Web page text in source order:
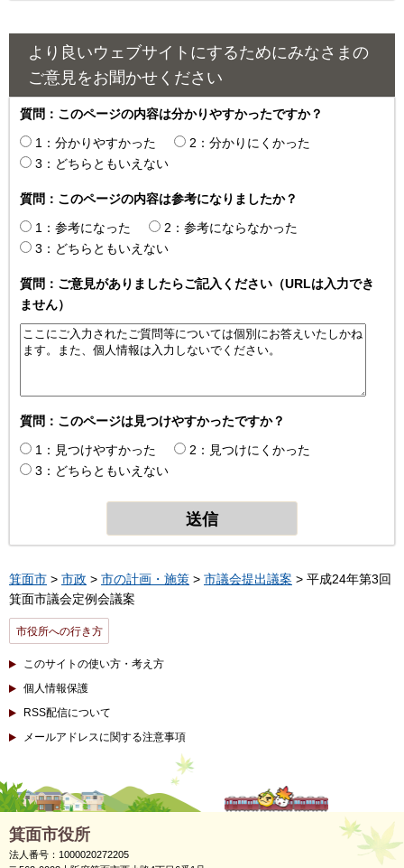
より良いウェブサイトにするためにみなさまの
ご意見をお聞かせください
質問：このページの内容は分かりやすかったですか？
1：分かりやすかった
2：分かりにくかった
3：どちらともいえない
質問：このページの内容は参考になりましたか？
1：参考になった
2：参考にならなかった
3：どちらともいえない
質問：ご意見がありましたらご記入ください（URLは入力でき
ません）
質問：このページは見つけやすかったですか？
1：見つけやすかった
2：見つけにくかった
3：どちらともいえない
箕面市 > 市政 > 市の計画・施策 > 市議会提出議案 > 平成24年第3回
箕面市議会定例会議案
市役所への行き方
このサイトの使い方・考え方
個人情報保護
RSS配信について
メールアドレスに関する注意事項
箕面市役所
法人番号：1000020272205